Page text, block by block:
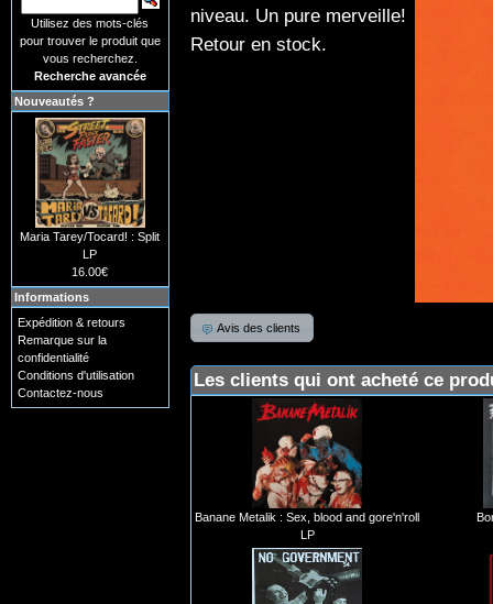
niveau. Un pure merveille!
Retour en stock.
Avis des clients
Les clients qui ont acheté ce
Banane Metalik : Sex, blood and gore'n'roll
LP
Utilisez des mots-clés
pour trouver le produit que
vous recherchez.
Recherche avancée
Nouveautés ?
Maria Tarey/Tocard! : Split
LP
16.00€
Informations
Expédition & retours
Remarque sur la
confidentialité
Conditions d'utilisation
Contactez-nous